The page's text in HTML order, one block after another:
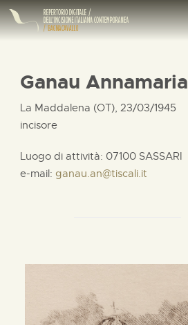
Ganau Annamaria
La Maddalena (OT), 23/03/1945
incisore
Luogo di attività: 07100 SASSARI
e-mail: ganau.an@tiscali.it